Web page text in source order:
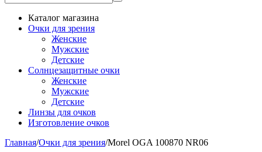
Каталог магазина
Очки для зрения
Женские
Мужские
Детские
Солнцезащитные очки
Женские
Мужские
Детские
Линзы для очков
Изготовление очков
Главная/Очки для зрения/Morel OGA 100870 NR06